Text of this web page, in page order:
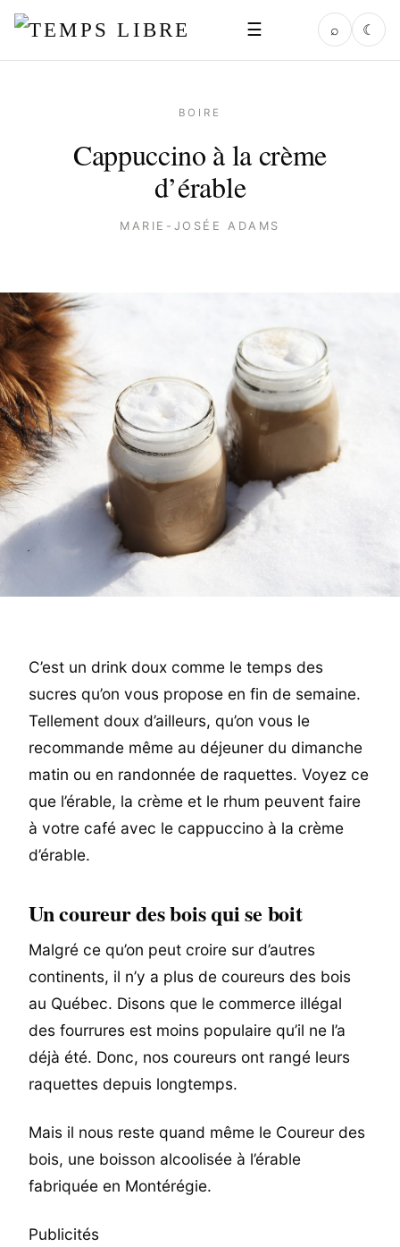
☰ ⌕ ☾
BOIRE
Cappuccino à la crème
d’érable
MARIE-JOSÉE ADAMS
C’est un drink doux comme le temps des
sucres qu’on vous propose en fin de semaine.
Tellement doux d’ailleurs, qu’on vous le
recommande même au déjeuner du dimanche
matin ou en randonnée de raquettes. Voyez ce
que l’érable, la crème et le rhum peuvent faire
à votre café avec le cappuccino à la crème
d’érable.
Un coureur des bois qui se boit
Malgré ce qu’on peut croire sur d’autres
continents, il n’y a plus de coureurs des bois
au Québec. Disons que le commerce illégal
des fourrures est moins populaire qu’il ne l’a
déjà été. Donc, nos coureurs ont rangé leurs
raquettes depuis longtemps.
Mais il nous reste quand même le Coureur des
bois, une boisson alcoolisée à l’érable
fabriquée en Montérégie.
Publicités